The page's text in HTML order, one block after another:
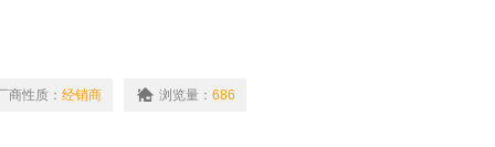
四种不同的显示屏之间切换。
商性质： 经销商 浏览量： 686